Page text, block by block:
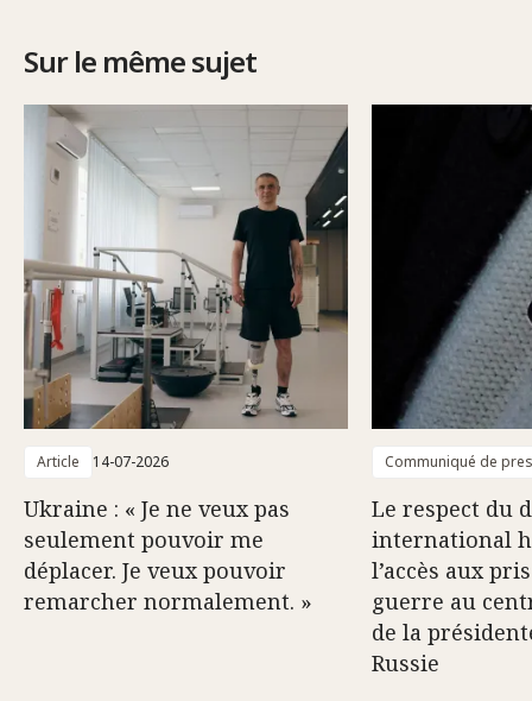
Sur le même sujet
Article 14-07-2026
Ukraine : « Je ne veux pas
seulement pouvoir me
déplacer. Je veux pouvoir
remarcher normalement. »
Communiqué de
Le respect du
international
l’accès aux
guerre au
de la
Russie